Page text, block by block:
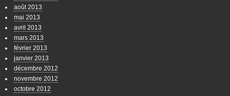
août 2013
mai 2013
avril 2013
mars 2013
février 2013
janvier 2013
décembre 2012
novembre 2012
octobre 2012